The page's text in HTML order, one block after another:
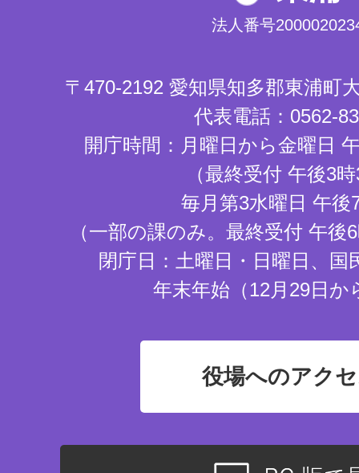
法人番号
〒470-2192 愛知県知多郡東浦町
代表電話：0562-
開庁時間：月曜日から金曜日
（最終受付 午後3
毎月第3水曜日 午後
（一部の課のみ。最終受付 午
閉庁日：土曜日・日曜日、国
年末年始（12月29日か
役場へのアク